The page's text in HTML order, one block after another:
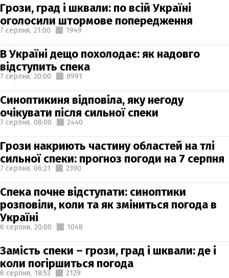
Грози, град і шквали: по всій Україні
оголосили штормове попередження
7 серпня, 21:00 1949
В Україні дещо похолодає: як надовго
відступить спека
7 серпня, 20:00 8991
Синоптикиня відповіла, яку негоду
очікувати після сильної спеки
7 серпня, 08:00 2440
Грози накриють частину областей на тлі
сильної спеки: прогноз погоди на 7 серпня
7 серпня, 06:21 2390
Спека почне відступати: синоптики
розповіли, коли та як зміниться погода в
Україні
6 серпня, 20:00 1048
Замість спеки – грози, град і шквали: де і
коли погіршиться погода
6 серпня, 18:53 2129